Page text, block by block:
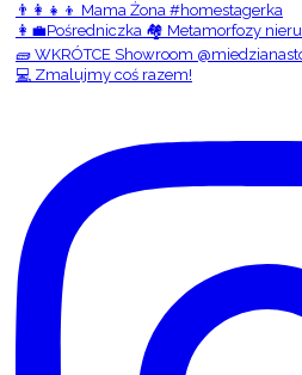
👨‍👩‍👧‍👦 Mama Żona #homestagerka
👩‍💼Pośredniczka 🏘️ Metamorfozy
🧱 WKRÓTCE Showroom
💻 Zmalujmy coś razem!